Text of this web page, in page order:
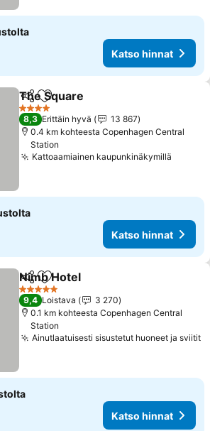
Katso hinnat
Jaa Lisää suosikkeihin
The Square
4 Tähtiluokitus
8,3 Erittäin hyvä
13 867
0.4 km kohteesta Copenhagen Central
Station
Kattoaamiainen kaupunkinäkymillä
Katso hinnat
Jaa Lisää suosikkeihin
Nimb Hotel
5 Tähtiluokitus
9,4 Loistava
3 270
0.1 km kohteesta Copenhagen Central
Station
Ainutlaatuisesti sisustetut huoneet ja sviitit
Katso hinnat